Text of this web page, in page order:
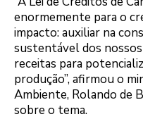
enormemente para o
impacto: auxiliar na
sustentável dos
receitas para
produção”, afirmou o
Ambiente, Rolando de
sobre o tema.